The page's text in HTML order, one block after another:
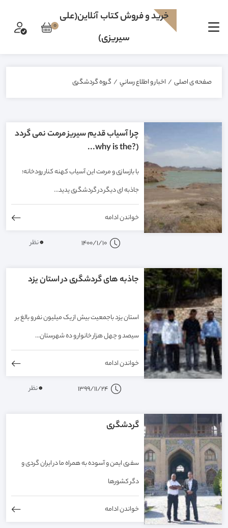
0
خرید و فروش کتاب آنلاین(علی
سیریزی)
صفحه ی اصلی / اخبار و اطلاع رساني / گروه گردشگری
چرا آسیاب قدیم سیریز مرمت نمی گردد
(?why is the...
با بازسازی و مرمت این آسیاب کهنه کنار رودخانه؛
جاذبه ای دیگر در گردشگری پدید...
خواندن ادامه
1400/1/10
0نظر
جاذبه های گردشگری در استان یزد
استان یزد باجمعیت بیش از یک میلیون نفر و بالغ بر
سیصد و چهل هزار خانوار و ده شهرستان...
خواندن ادامه
1399/11/24
0نظر
گردشگری
سفری ایمن و آسوده به همراه ما در ایران گردی و
دگر کشورها
خواندن ادامه